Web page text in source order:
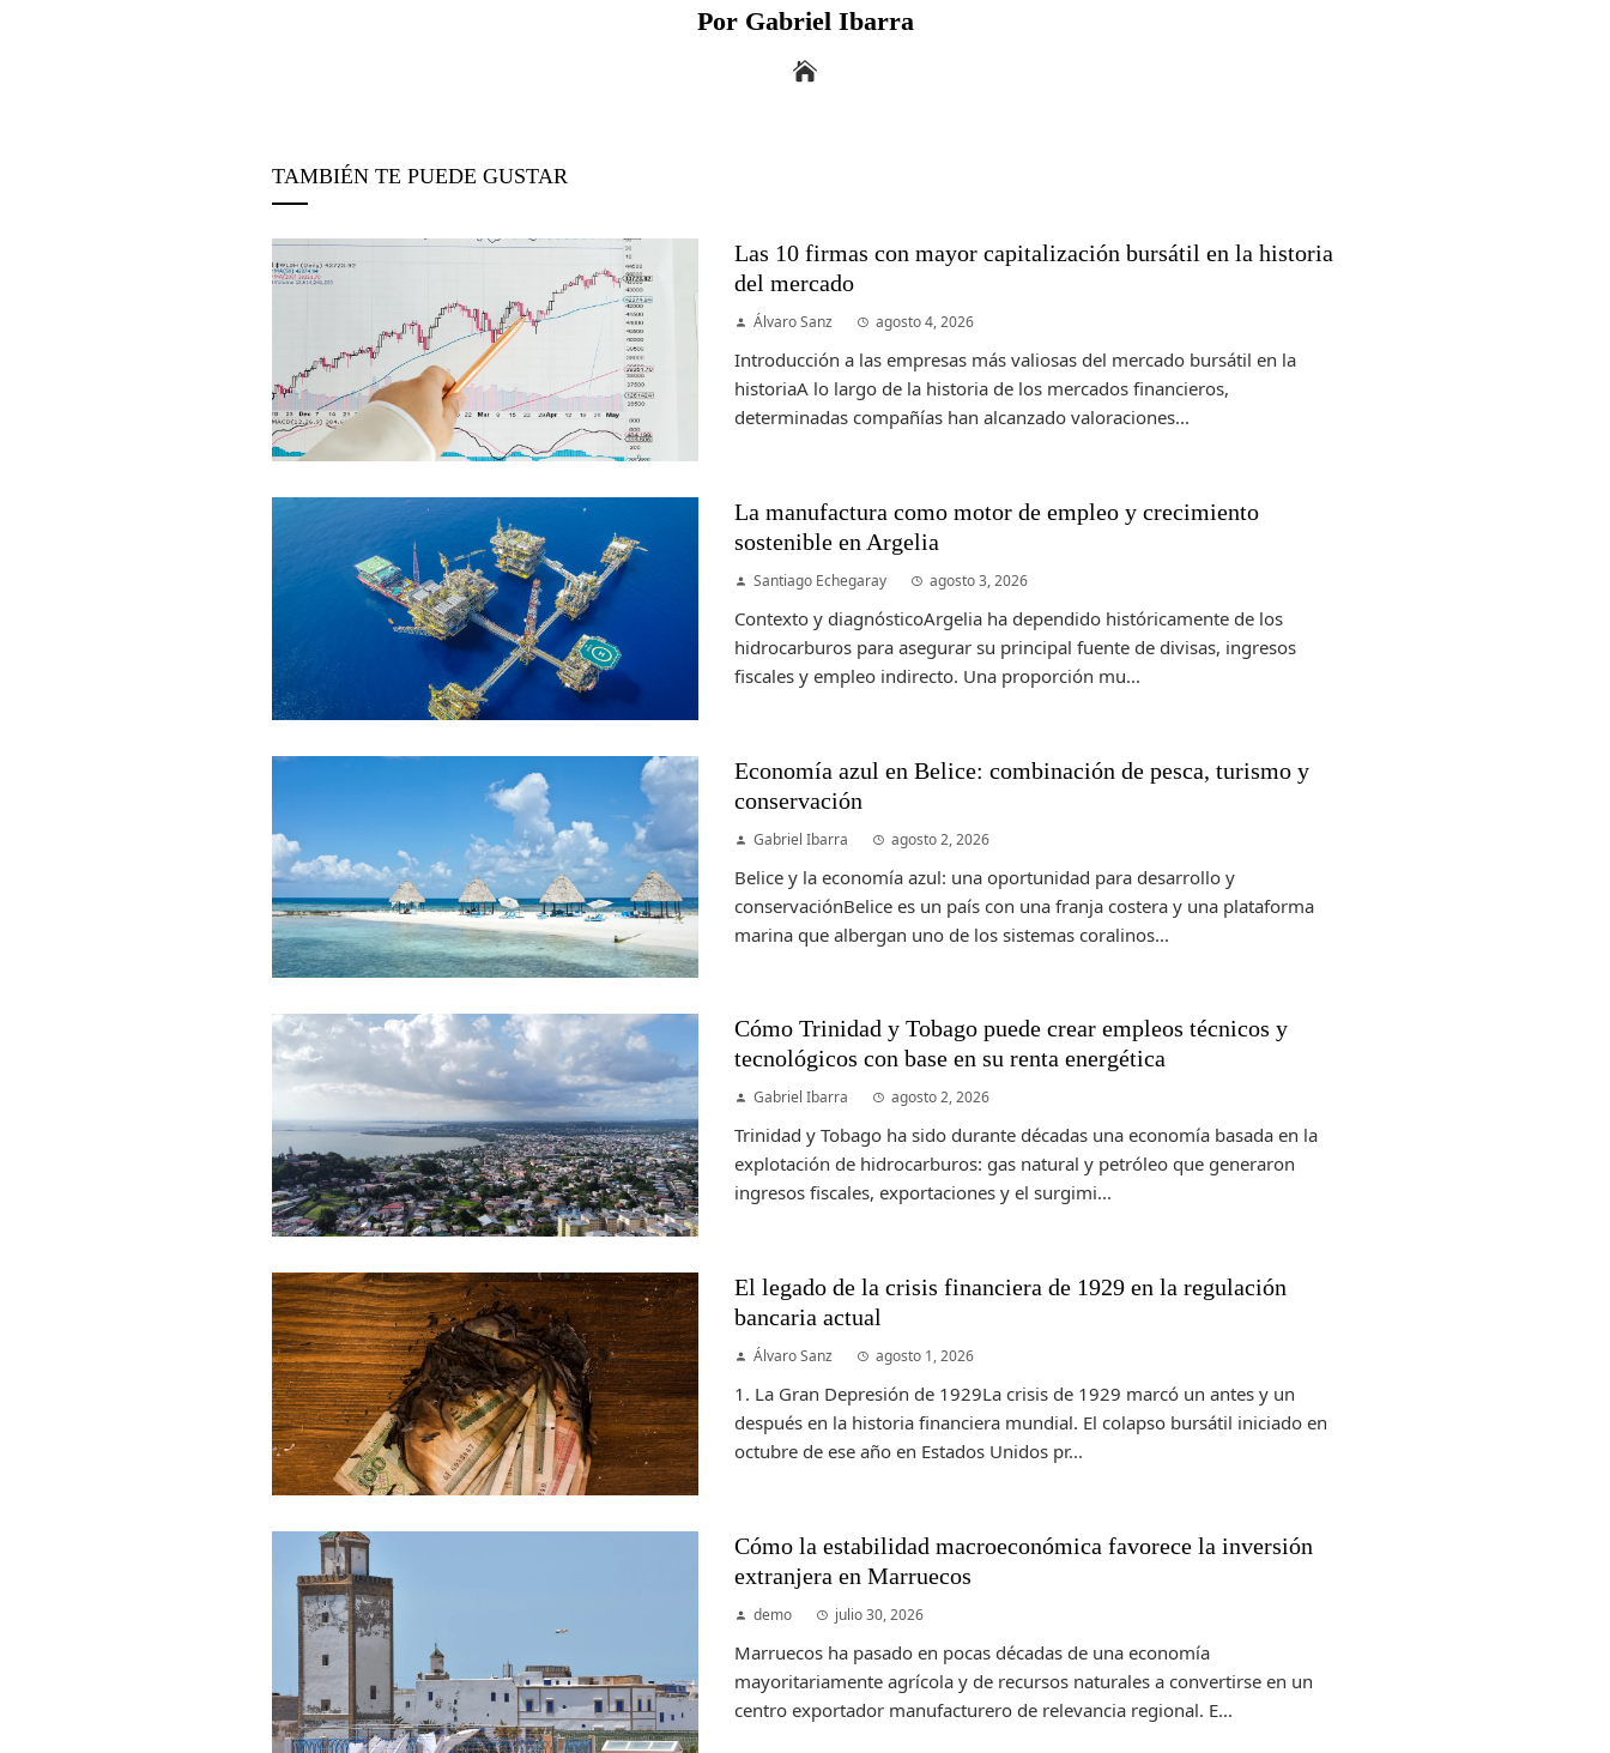
Por Gabriel Ibarra
TAMBIÉN TE PUEDE GUSTAR
Las 10 firmas con mayor capitalización bursátil en la historia
del mercado
Álvaro Sanz agosto 4, 2026
Introducción a las empresas más valiosas del mercado bursátil en la
historiaA lo largo de la historia de los mercados financieros,
determinadas compañías han alcanzado valoraciones...
La manufactura como motor de empleo y crecimiento
sostenible en Argelia
Santiago Echegaray agosto 3, 2026
Contexto y diagnósticoArgelia ha dependido históricamente de los
hidrocarburos para asegurar su principal fuente de divisas, ingresos
fiscales y empleo indirecto. Una proporción mu...
Economía azul en Belice: combinación de pesca, turismo y
conservación
Gabriel Ibarra agosto 2, 2026
Belice y la economía azul: una oportunidad para desarrollo y
conservaciónBelice es un país con una franja costera y una plataforma
marina que albergan uno de los sistemas coralinos...
Cómo Trinidad y Tobago puede crear empleos técnicos y
tecnológicos con base en su renta energética
Gabriel Ibarra agosto 2, 2026
Trinidad y Tobago ha sido durante décadas una economía basada en la
explotación de hidrocarburos: gas natural y petróleo que generaron
ingresos fiscales, exportaciones y el surgimi...
El legado de la crisis financiera de 1929 en la regulación
bancaria actual
Álvaro Sanz agosto 1, 2026
1. La Gran Depresión de 1929La crisis de 1929 marcó un antes y un
después en la historia financiera mundial. El colapso bursátil iniciado en
octubre de ese año en Estados Unidos pr...
Cómo la estabilidad macroeconómica favorece la inversión
extranjera en Marruecos
demo julio 30, 2026
Marruecos ha pasado en pocas décadas de una economía
mayoritariamente agrícola y de recursos naturales a convertirse en un
centro exportador manufacturero de relevancia regional. E...